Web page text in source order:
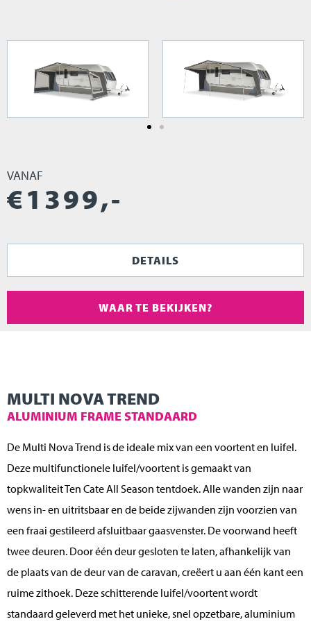
VANAF
€1399,-
DETAILS
WAAR TE BEKIJKEN?
MULTI NOVA TREND
ALUMINIUM FRAME STANDAARD
De Multi Nova Trend is de ideale mix van een voortent en luifel.
Deze multifunctionele luifel/voortent is gemaakt van
topkwaliteit Ten Cate All Season tentdoek. Alle wanden zijn naar
wens in- en uitritsbaar en de beide zijwanden zijn voorzien van
een fraai gestileerd afsluitbaar gaasvenster. De voorwand heeft
twee deuren. Door één deur gesloten te laten, afhankelijk van
de plaats van de deur van de caravan, creëert u aan één kant een
ruime zithoek. Deze schitterende luifel/voortent wordt
standaard geleverd met het unieke, snel opzetbare, aluminium